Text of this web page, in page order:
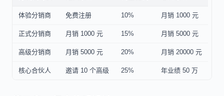
体验分销商 免费注册 10% 月销 1000 元
正式分销商 月销 1000 元 15% 月销 5000 元
高级分销商 月销 5000 元 20% 月销 20000 元
核心合伙人 邀请 10 个高级 25% 年业绩 50 万